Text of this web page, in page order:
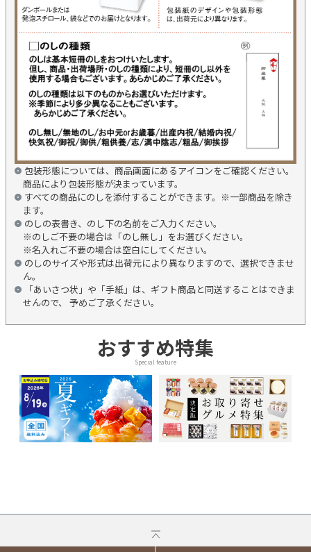
包装形態については、商品画面にあるアイコンをご確認ください。
商品により包装形態が決まっています。
すべての商品にのしを添付することができます。※一部商品を除き
ます。
のしの表書き、のし下の名前をご入力ください。
※のしご不要の場合は「のし無し」をお選びください。
※名入れご不要の場合は空白にしてください。
のしのサイズや形式は出荷元により異なりますので、選択できませ
ん。
「あいさつ状」や「手紙」は、ギフト商品と同送することはできま
せんので、 予めご了承ください。
おすすめ特集
Special feature